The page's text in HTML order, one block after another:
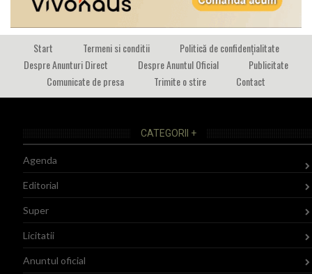
Start Termeni si conditii
Politică de confidențialitate
Despre Anunturi Direct
Despre Anuntul Oficial
Publicitate
Comunicate de presa
Trimite o stire Contact
CATEGORII +
Agenda
Editorial
Super
Licitatii
Anuntul oficial